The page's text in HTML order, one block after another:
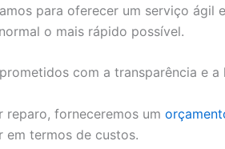
para oferecer um serviço ágil
o mais rápido possível.
com a transparência e
reparo, forneceremos um
em termos de custos.